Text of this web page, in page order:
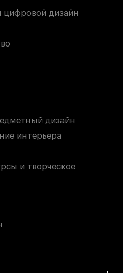
дизайн
дизайн
интерьера
и творческое